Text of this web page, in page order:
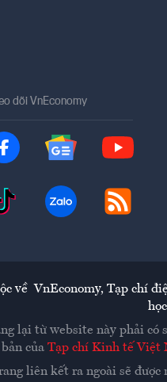
dõi VnEconomy
về VnEconomy, Tạp chí
lại từ website này phải có
của Tạp chí Kinh tế Việt
liên kết ra ngoài sẽ được